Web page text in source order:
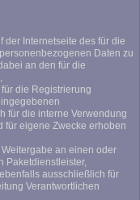
der Internetseite des für die
Daten zu
an den für die
die Registrierung
für die interne Verwendung
für eigene Zwecke erhoben
an einen oder
Paketdienstleister,
ausschließlich für
Verantwortlichen